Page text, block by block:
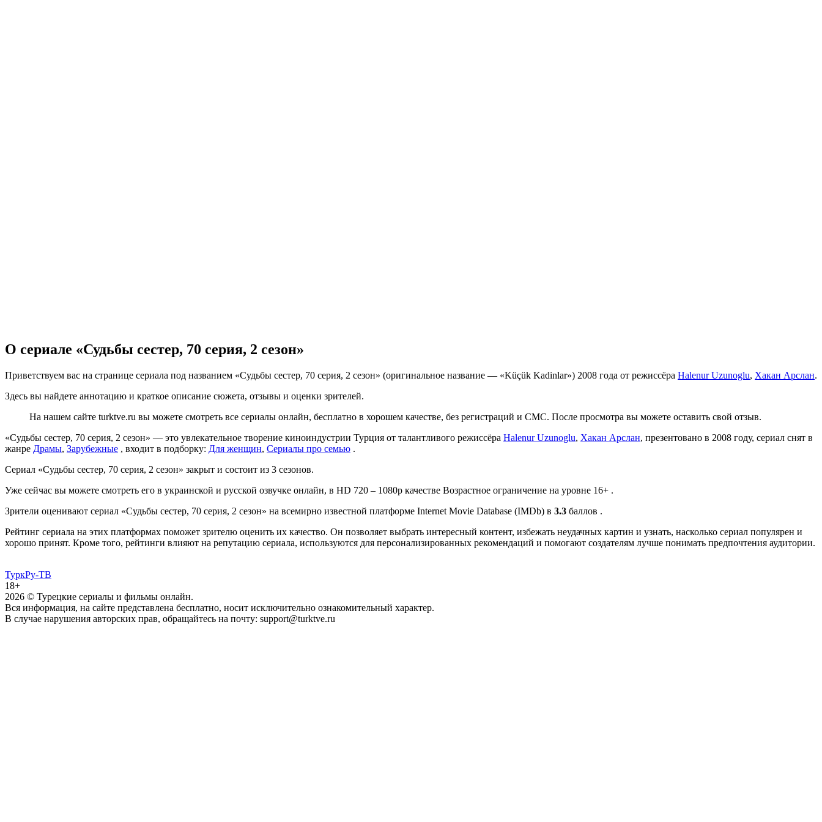
О сериале «Судьбы сестер, 70 серия, 2 сезон»
Приветствуем вас на странице сериала под названием «Судьбы сестер, 70 серия, 2 сезон» (оригинальное название — «Küçük Kadinlar») 2008 года от режиссёра Halenur Uzunoglu, Хакан Арслан.
Здесь вы найдете аннотацию и краткое описание сюжета, отзывы и оценки зрителей.
На нашем сайте turktve.ru вы можете смотреть все сериалы онлайн, бесплатно в хорошем качестве, без регистраций и СМС. После просмотра вы можете оставить свой отзыв.
«Судьбы сестер, 70 серия, 2 сезон» — это увлекательное творение киноиндустрии Турция от талантливого режиссёра Halenur Uzunoglu, Хакан Арслан, презентовано в 2008 году, сериал снят в
жанре Драмы, Зарубежные , входит в подборку: Для женщин, Сериалы про семью .
Сериал «Судьбы сестер, 70 серия, 2 сезон» закрыт и состоит из 3 сезонов.
Уже сейчас вы можете смотреть его в украинской и русской озвучке онлайн, в HD 720 – 1080p качестве Возрастное ограничение на уровне 16+ .
Зрители оценивают сериал «Судьбы сестер, 70 серия, 2 сезон» на всемирно известной платформе Internet Movie Database (IMDb) в 3.3 баллов .
Рейтинг сериала на этих платформах поможет зрителю оценить их качество. Он позволяет выбрать интересный контент, избежать неудачных картин и узнать, насколько сериал популярен и
хорошо принят. Кроме того, рейтинги влияют на репутацию сериала, используются для персонализированных рекомендаций и помогают создателям лучше понимать предпочтения аудитории.
ТуркРу-ТВ
18+
2026 © Турецкие сериалы и фильмы онлайн.
Вся информация, на сайте представлена бесплатно, носит исключительно ознакомительный характер.
В случае нарушения авторских прав, обращайтесь на почту: support@turktve.ru